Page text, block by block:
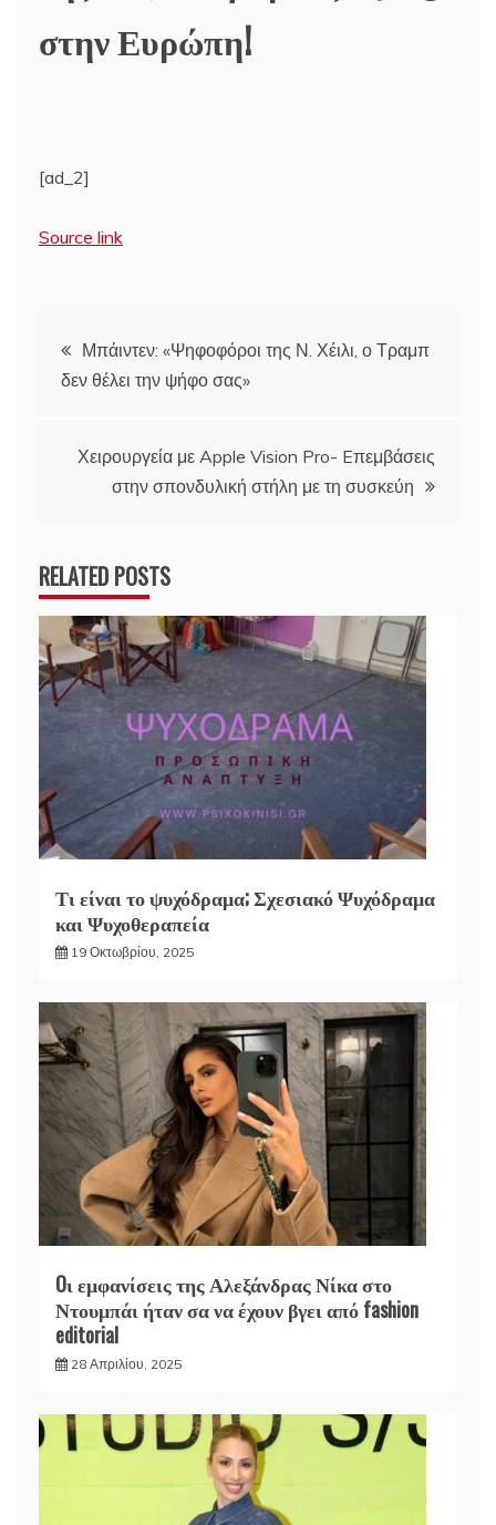
στην Ευρώπη!
[ad_2]
Source link
Πλοήγηση
άρθρων
Μπάιντεν: «Ψηφοφόροι της Ν. Χέιλι, ο Τραμπ
δεν θέλει την ψήφο σας»
Χειρουργεία με Apple Vision Pro- Eπεμβάσεις
στην σπονδυλική στήλη με τη συσκεύη
RELATED POSTS
Τι είναι το ψυχόδραμα; Σχεσιακό Ψυχόδραμα
και Ψυχοθεραπεία
19 Οκτωβρίου, 2025
Oι εμφανίσεις της Αλεξάνδρας Νίκα στο
Ντουμπάι ήταν σα να έχουν βγει από fashion
editorial
28 Απριλίου, 2025